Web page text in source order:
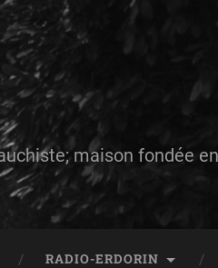
maison fondée
RADIO-ERDORIN